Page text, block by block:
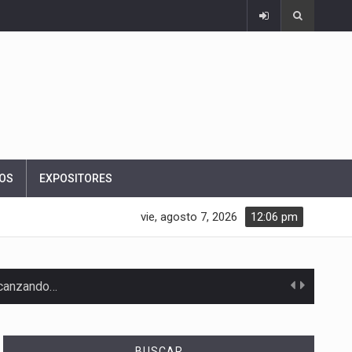
EXPOSITORES
12:06 pm
vie, agosto 7, 2026